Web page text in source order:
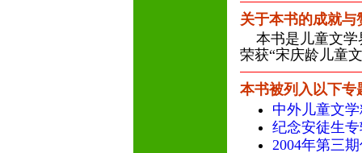
关于本书的成就与
本书是儿童文学
荣获“宋庆龄儿童
本书被列入以下专
中外儿童文
纪念安徒生
2004年第三